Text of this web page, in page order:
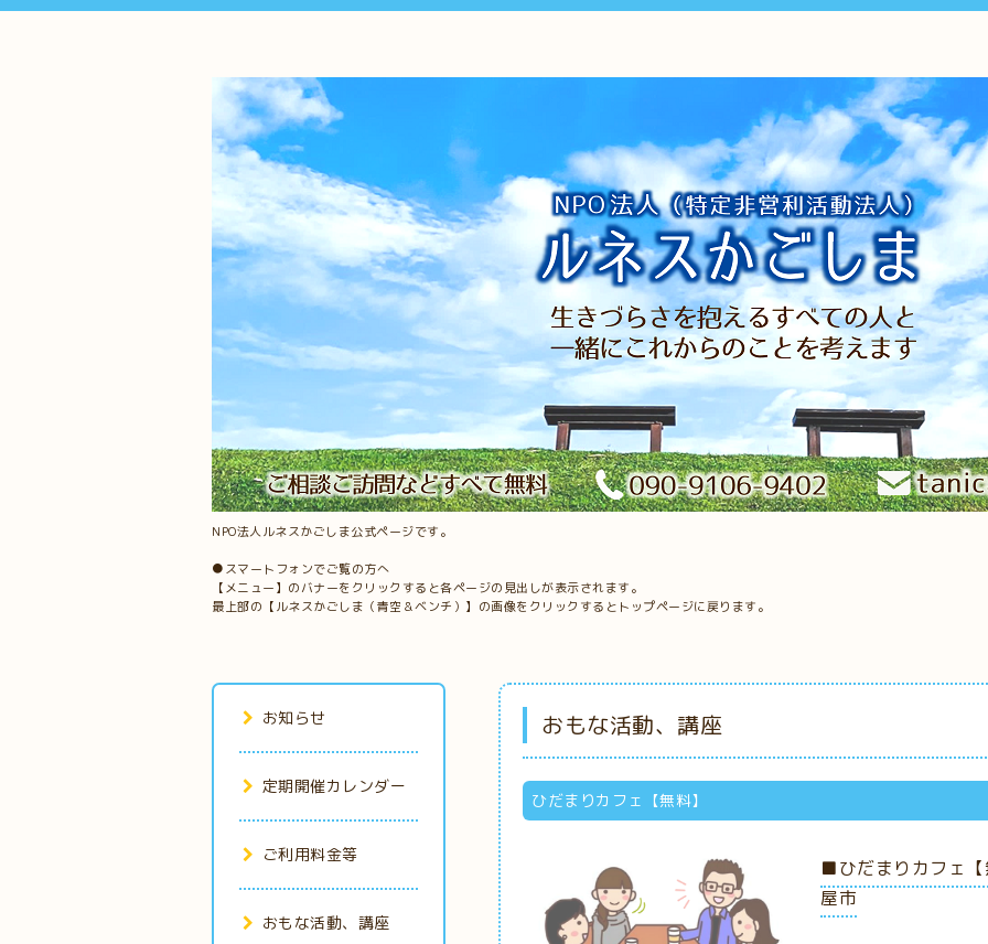
NPO法人ルネスかごしま公式ページです。
●スマートフォンでご覧の方へ
【メニュー】のバナーをクリックすると各ページの見出しが表示されます。
最上部の【ルネスかごしま（青空＆ベンチ）】の画像をクリックするとトップページに戻ります。
おもな活動、講座
ひだまりカフェ【無料】
■ひだまりカフェ【
屋市
お知らせ
定期開催カレンダー
ご利用料金等
おもな活動、講座